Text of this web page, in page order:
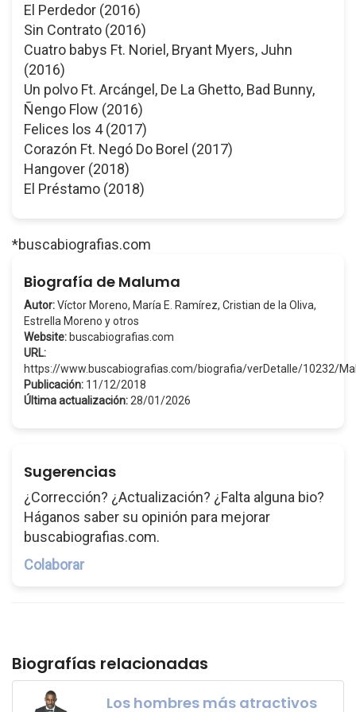
El Perdedor (2016)
Sin Contrato (2016)
Cuatro babys Ft. Noriel, Bryant Myers, Juhn
(2016)
Un polvo Ft. Arcángel, De La Ghetto, Bad Bunny,
Ñengo Flow (2016)
Felices los 4 (2017)
Corazón Ft. Negó Do Borel (2017)
Hangover (2018)
El Préstamo (2018)
*buscabiografias.com
Biografía de Maluma
Autor:Víctor Moreno, María E. Ramírez, Cristian de la Oliva,
Estrella Moreno y otros
Website: buscabiografias.com
URL:
https://www.buscabiografias.com/biografia/verDetalle/10232/
Publicación: 11/12/2018
Última actualización: 28/01/2026
Sugerencias
¿Corrección? ¿Actualización? ¿Falta alguna bio?
Háganos saber su opinión para mejorar
buscabiografias.com.
Colaborar
Biografías relacionadas
Los hombres más atractivos